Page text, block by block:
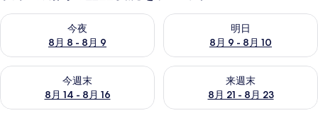
今夜
8月 8 - 8月 9
今夜 8月 8 - 8月 9 の空室状況をチェック
明日
8月 9 - 8月 10
明日 8月 9 - 8月 10 の空室状
今週末
8月 14 - 8月 16
今週末 8月 14 - 8月 16 の空室状況をチェック
来週末
8月 21 - 8月 23
来週末 8月 21 - 8月 23 の空室